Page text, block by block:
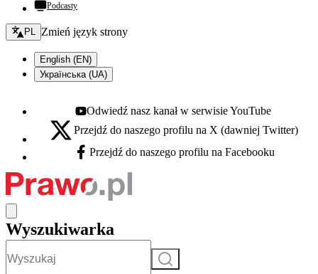
Podcasty
Zmień język - bieżący:
PL Zmień język strony
English (EN)
Українська (UA)
Youtube - otwiera się w nowej karcie
Odwiedź nasz kanał w serwisie YouTube
X - otwiera się w nowej karcie
Przejdź do naszego profilu na X (dawniej Twitter)
Facebook - otwiera się w nowej karcie
Przejdź do naszego profilu na Facebooku
Wyszukiwarka
Szukaj